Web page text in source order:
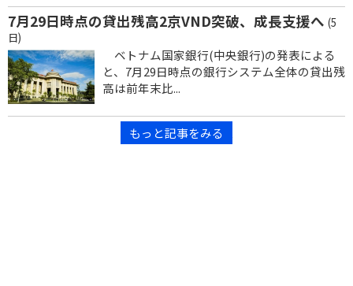
7月29日時点の貸出残高2京VND突破、成長支援へ (5
日)
ベトナム国家銀行(中央銀行)の発表による
と、7月29日時点の銀行システム全体の貸出残
高は前年末比...
もっと記事をみる